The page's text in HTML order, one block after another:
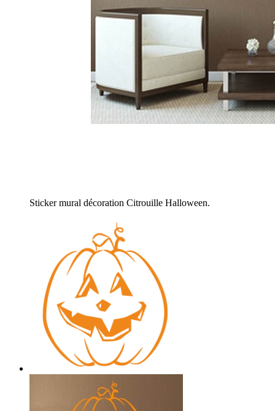
Sticker mural décoration Citrouille Halloween.